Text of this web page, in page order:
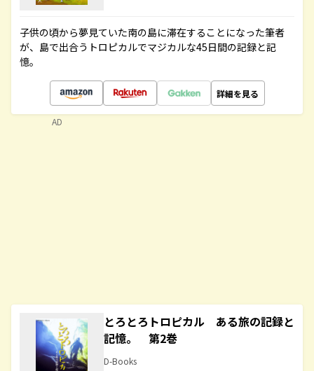
子供の頃から夢見ていた南の島に滞在することになった筆者
が、島で出合うトロピカルでマジカルな45日間の記録と記
憶。
詳細を見る
とろとろトロピカル ある旅の記録と
記憶。 第2巻
D-Books
AD